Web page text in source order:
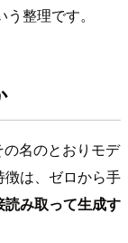
整理です。
名のとおりモデ
は、ゼロから手
み取って生成す